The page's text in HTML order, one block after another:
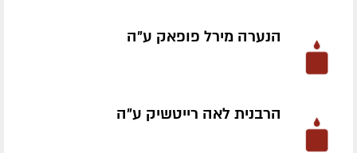
הנערה מירל פופאק ע״ה
הרבנית לאה רייטשיק ע״ה